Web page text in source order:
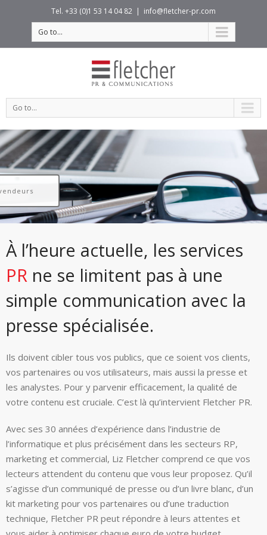
Tel. +33 (0)1 53 14 04 82 | info@fletcher-pr.com
Go to...
Go to...
Billets pour blogs
À l’heure actuelle, les services
PR ne se limitent pas à une
simple communication avec la
presse spécialisée.
Ils doivent cibler tous vos publics, que ce soient vos clients,
vos partenaires ou vos utilisateurs, mais aussi la presse et
les analystes. Pour y parvenir efficacement, la qualité de
votre contenu est cruciale. C’est là qu’intervient Fletcher PR.
Avec ses 30 années d’expérience dans l’industrie de
l’informatique et plus précisément dans les secteurs RP,
marketing et commercial, Liz Fletcher comprend ce que vos
lecteurs attendent du contenu que vous leur proposez. Qu’il
s’agisse d’un communiqué de presse ou d’un livre blanc, d’un
kit marketing pour vos partenaires ou d’une traduction
technique, Fletcher PR peut répondre à leurs attentes et